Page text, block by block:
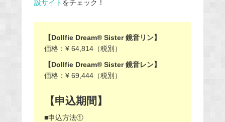
設サイト をチェック！
【Dollfie Dream® Sister 鏡音リン】
価格：¥ 64,814（税別）
【Dollfie Dream® Sister 鏡音レン】
価格：¥ 69,444（税別）
【申込期間】
■申込方法①